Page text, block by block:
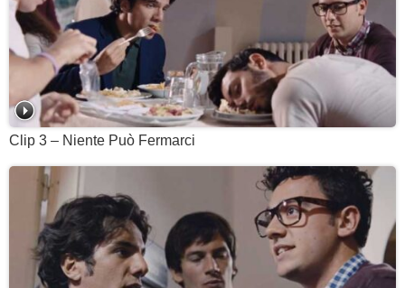
Clip 3 – Niente Può Fermarci